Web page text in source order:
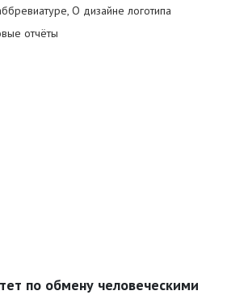
О дизайне логотипа
отчёты
по обмену человеческими